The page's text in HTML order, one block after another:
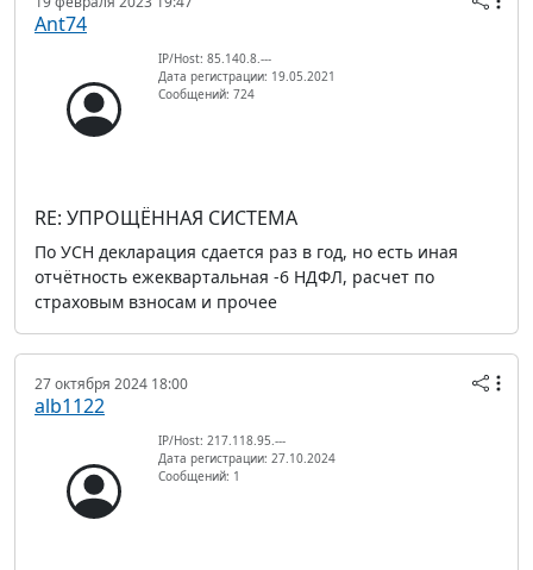
Ant74
IP/Host: 85.140.8.---
Дата регистрации: 19.05.2021
Сообщений: 724
RE: УПРОЩЁННАЯ СИСТЕМА
По УСН декларация сдается раз в год, но есть иная
отчётность ежеквартальная -6 НДФЛ, расчет по
страховым взносам и прочее
27 октября 2024 18:00
alb1122
IP/Host: 217.118.95.---
Дата регистрации: 27.10.2024
Сообщений: 1